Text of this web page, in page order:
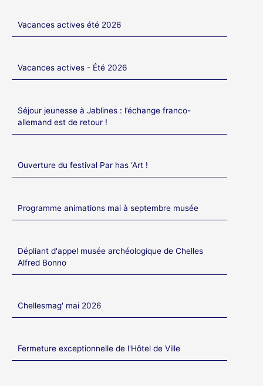
Vacances actives été 2026
Vacances actives - Été 2026
Séjour jeunesse à Jablines : l’échange franco-
allemand est de retour !
Ouverture du festival Par has ‘Art !
Programme animations mai à septembre musée
Dépliant d'appel musée archéologique de Chelles
Alfred Bonno
Chellesmag' mai 2026
Fermeture exceptionnelle de l'Hôtel de Ville